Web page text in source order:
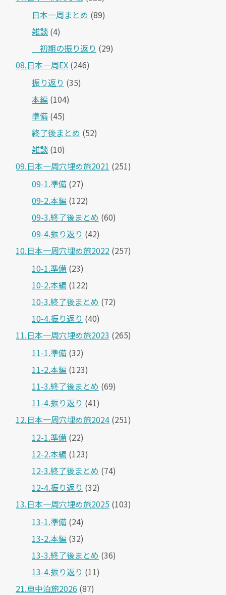
日本一周まとめ (89)
雑談 (4)
＿初期の振り返り (29)
08.日本一周EX (246)
振り返り (35)
本編 (104)
準備 (45)
終了後まとめ (52)
雑談 (10)
09.日本一周穴埋め旅2021 (251)
09-1.準備 (27)
09-2.本編 (122)
09-3.終了後まとめ (60)
09-4.振り返り (42)
10.日本一周穴埋め旅2022 (257)
10-1.準備 (23)
10-2.本編 (122)
10-3.終了後まとめ (72)
10-4.振り返り (40)
11.日本一周穴埋め旅2023 (265)
11-1.準備 (32)
11-2.本編 (123)
11-3.終了後まとめ (69)
11-4.振り返り (41)
12.日本一周穴埋め旅2024 (251)
12-1.準備 (22)
12-2.本編 (123)
12-3.終了後まとめ (74)
12-4.振り返り (32)
13.日本一周穴埋め旅2025 (103)
13-1.準備 (24)
13-2.本編 (32)
13-3.終了後まとめ (36)
13-4.振り返り (11)
21.車中泊旅2026 (87)